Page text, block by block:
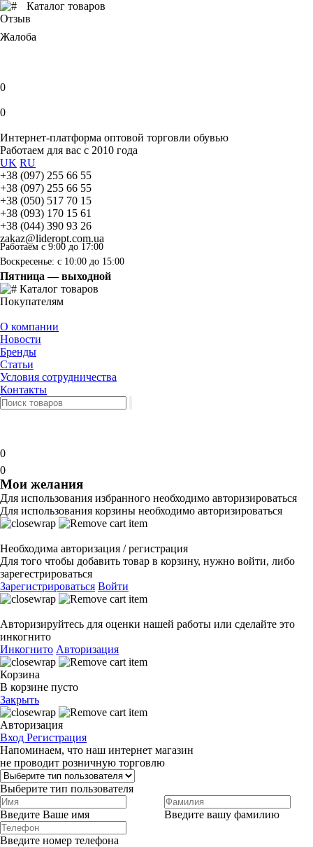
Каталог товаров
Отзыв
Жалоба
0
0
Интернет-платформа оптовой торговли обувью
Работаем для вас с 2010 года
UK RU
+38 (097) 255 66 55
+38 (097) 255 66 55
+38 (050) 517 70 15
+38 (093) 170 15 61
+38 (044) 390 93 26
zakaz@lideropt.com.ua
Работаем с 9:00 до 17:00
Воскресенье: с 10:00 до 15:00
Пятница — выходной
Каталог товаров
Покупателям
О компании
Новости
Бренды
Статьи
Условия сотрудничества
Контакты
0
0
Мои желания
Для использования избранного необходимо авторизироваться
Для использования корзины необходимо авторизироваться
Необходима авторизация / регистрация
Для того чтобы добавить товар в корзину, нужно войти, либо
зарегестрироваться
Зарегистрироваться Войти
Авторизируйтесь для оценки нашей работы или сделайте это
инкогнито
Инкогнито Авторизация
Корзина
В корзине пусто
Закрыть
Авторизация
Вход Регистрация
Напоминаем, что наш интернет магазин
не проводит розничную торговлю
Выберите тип пользователя
Введите Ваше имя Введите вашу фамилию
Введите номер телефона